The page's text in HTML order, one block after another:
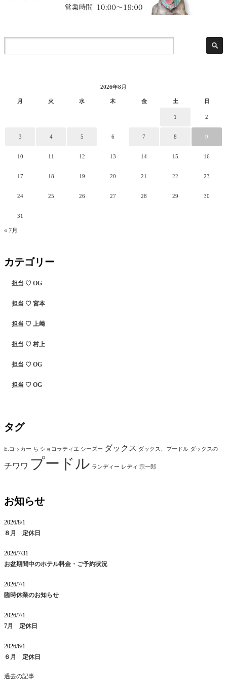
2026年8月
月 火 水 木 金 土 日
1 2
3 4 5 6 7 8 9
10 11 12 13 14 15 16
17 18 19 20 21 22 23
24 25 26 27 28 29 30
31
« 7月
カテゴリー
担当 ♡ OG
担当 ♡ 宮本
担当 ♡ 上﨑
担当 ♡ 村上
担当 ♡ OG
担当 ♡ OG
タグ
E.コッカー ち ショコラティエ シーズー ダックス ダックス、プードル ダックスの
チワワ プードル ランディー レディ 宗一郎
お知らせ
2026/8/1
８月 定休日
2026/7/31
お盆期間中のホテル料金・ご予約状況
2026/7/1
臨時休業のお知らせ
2026/7/1
7月 定休日
2026/6/1
６月 定休日
過去の記事